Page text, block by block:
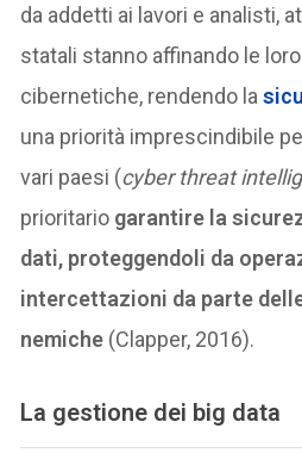
da addetti ai lavori e analisti,
statali stanno affinando le
cibernetiche, rendendo la
una priorità imprescindibile
vari paesi (cyber threat
prioritario garantire la
dati, proteggendoli da
intercettazioni da parte
nemiche (Clapper, 2016).
La gestione dei big data